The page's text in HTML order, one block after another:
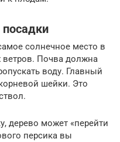
солнечное место в
ветров. Почва должна
воду. Главный
шейки. Это
дерево может «перейти
персика вы